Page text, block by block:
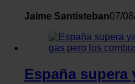
Jaime Santisteban07/
España supera